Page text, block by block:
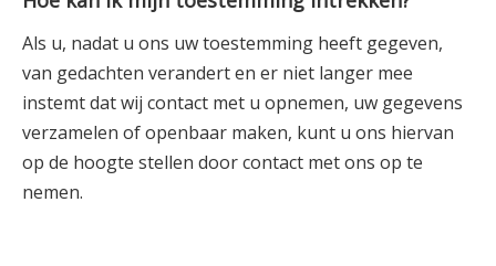
Als u, nadat u ons uw toestemming heeft gegeven,
van gedachten verandert en er niet langer mee
instemt dat wij contact met u opnemen, uw gegevens
verzamelen of openbaar maken, kunt u ons hiervan
op de hoogte stellen door contact met ons op te
nemen.